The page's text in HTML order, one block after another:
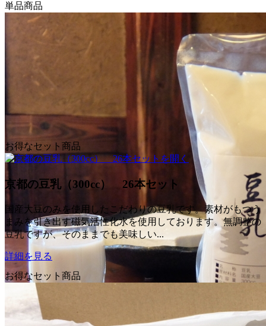
単品商品
お得なセット商品
京都の豆乳（300cc） 26本セット
国産大豆のみを使用したこだわりの豆乳です。素材がもつう
まみを引き出す磁気活性化水を使用しております。無調整の
豆乳ですが、そのままでも美味しい...
詳細を見る
お得なセット商品